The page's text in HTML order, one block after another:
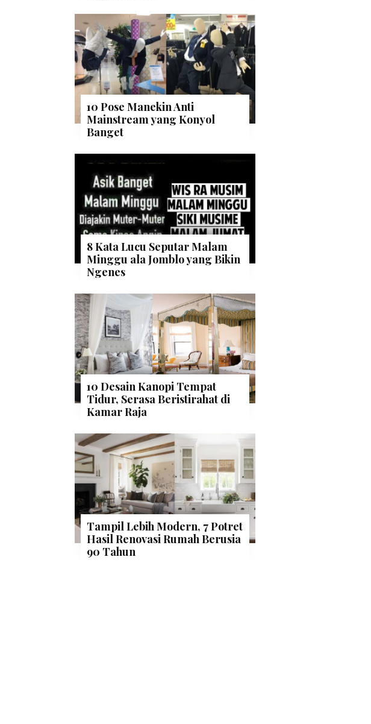
10 Pose Manekin Anti
Mainstream yang Konyol
Banget
8 Kata Lucu Seputar Malam
Minggu ala Jomblo yang Bikin
Ngenes
10 Desain Kanopi Tempat
Tidur, Serasa Beristirahat di
Kamar Raja
Tampil Lebih Modern, 7 Potret
Hasil Renovasi Rumah Berusia
90 Tahun